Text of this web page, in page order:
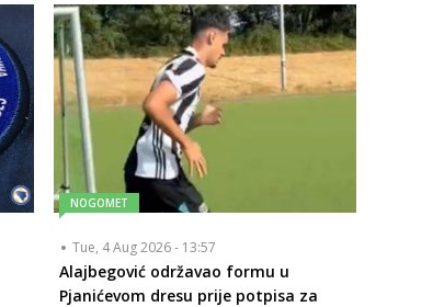
NOGOMET
Tue, 4 Aug 2026 - 13:57
Alajbegović održavao formu u
Pjanićevom dresu prije potpisa za